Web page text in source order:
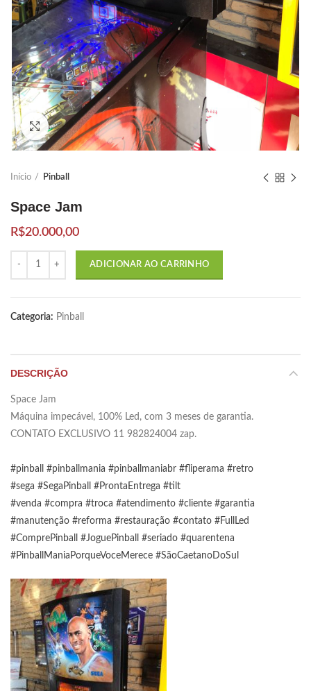
Click to enlarge
Início Pinball
Space Jam
R$20.000,00
Quantidade
ADICIONAR AO CARRINHO
Categoria: Pinball
DESCRIÇÃO
Space Jam
Máquina impecável, 100% Led, com 3 meses de garantia.
CONTATO EXCLUSIVO 11 982824004 zap.
#pinball #pinballmania #pinballmaniabr #fliperama #retro
#sega #SegaPinball #ProntaEntrega #tilt
#venda #compra #troca #atendimento #cliente #garantia
#manutenção #reforma #restauração #contato #FullLed
#ComprePinball
#JoguePinball #seriado #quarentena
#PinballManiaPorqueVoceMerece #SãoCaetanoDoSul